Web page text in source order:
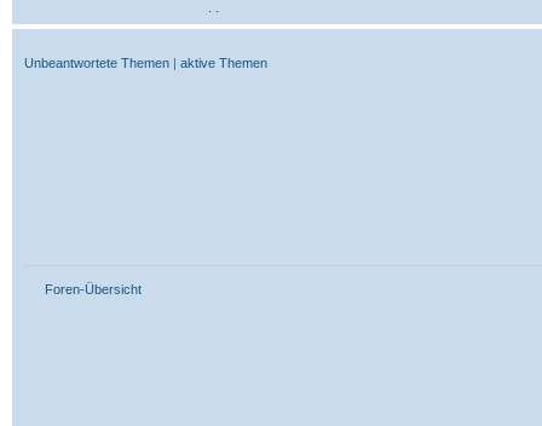
· ·
Unbeantwortete Themen | aktive Themen
Foren-Übersicht